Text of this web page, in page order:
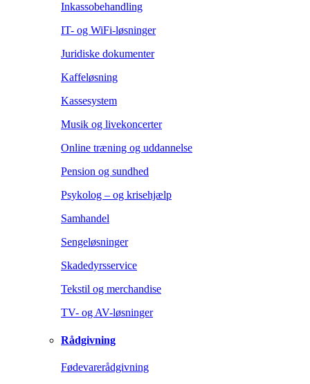
Inkassobehandling
IT- og WiFi-løsninger
Juridiske dokumenter
Kaffeløsning
Kassesystem
Musik og livekoncerter
Online træning og uddannelse
Pension og sundhed
Psykolog – og krisehjælp
Samhandel
Sengeløsninger
Skadedyrsservice
Tekstil og merchandise
TV- og AV-løsninger
Rådgivning
Fødevarerådgivning